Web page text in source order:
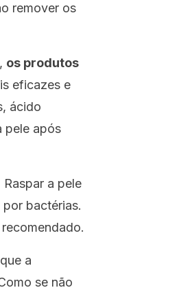
remover os
os produtos
eficazes e
ácido
pele após
Raspar a pele
bactérias.
a
se não